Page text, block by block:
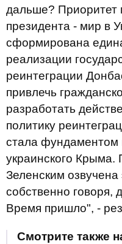
дальше? Приоритет
президента - мир в
сформирована
реализации
реинтеграции
привлечь
разработать
политику
стала фундаментом
украинского
Зеленским озвучена
собственно говоря,
Время пришло", -
Смотрите также